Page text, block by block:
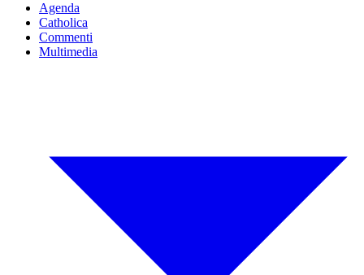
Agenda
Catholica
Commenti
Multimedia